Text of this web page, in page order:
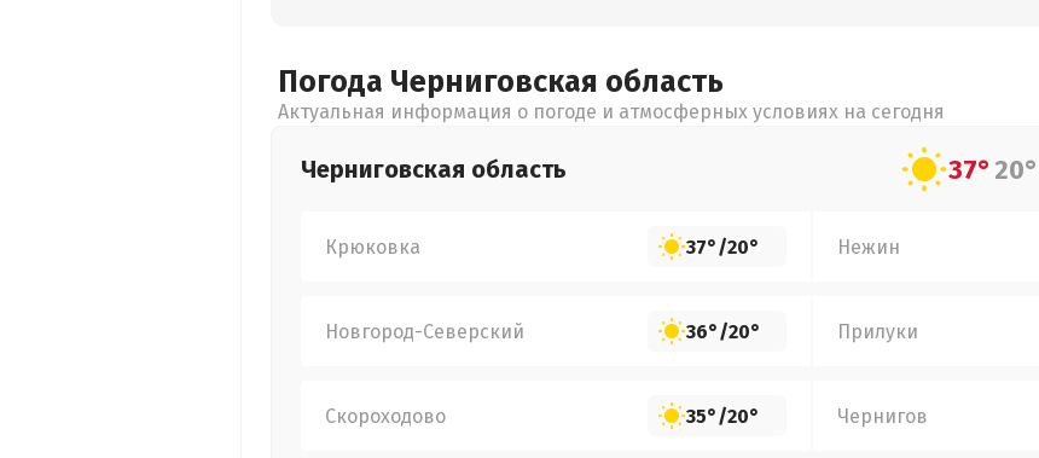
Погода Черниговская область
Актуальная информация о погоде и атмосферных условиях на сегодня
Черниговская область 37°20°
Крюковка 37°/20° Нежин
Новгород-Северский 36°/20° Прилуки
Скороходово 35°/20° Чернигов